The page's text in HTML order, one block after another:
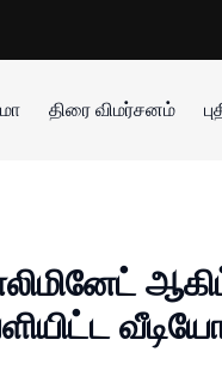
திரை விமர்சனம்